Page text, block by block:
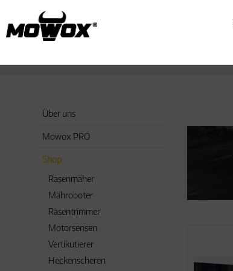
Über uns
Mowox PRO
Shop
Rasenmäher
Mähroboter
Rasentrimmer
Motorsensen
Vertikutierer
Heckenscheren